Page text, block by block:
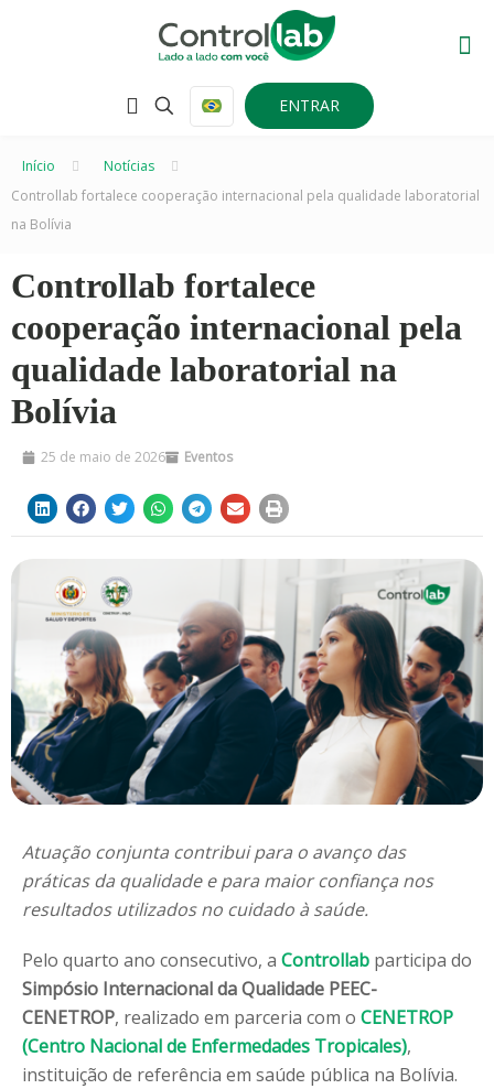
ENTRAR
Início Notícias
Controllab fortalece cooperação internacional pela qualidade laboratorial
na Bolívia
Controllab fortalece
cooperação internacional pela
qualidade laboratorial na
Bolívia
25 de maio de 2026 Eventos
Atuação conjunta contribui para o avanço das
práticas da qualidade e para maior confiança nos
resultados utilizados no cuidado à saúde.
Pelo quarto ano consecutivo, a Controllab participa do
Simpósio Internacional da Qualidade PEEC-
CENETROP, realizado em parceria com o CENETROP
(Centro Nacional de Enfermedades Tropicales),
instituição de referência em saúde pública na Bolívia.